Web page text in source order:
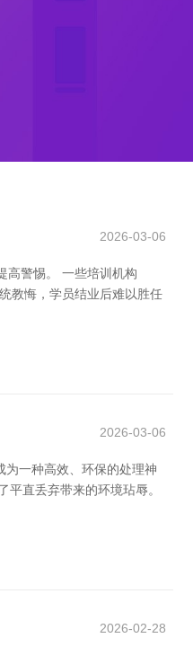
2026-03-06
高警惕。 一些培训机构
教悔，学员结业后难以胜任
2026-03-06
一种高效、环保的处理神
直丢弃带来的环境玷辱。
2026-02-28